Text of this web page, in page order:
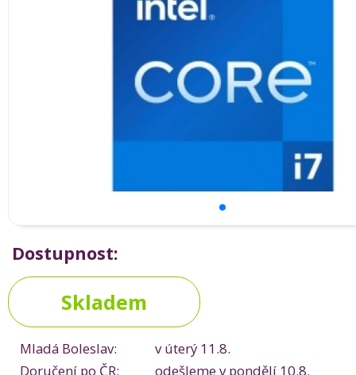
Dostupnost:
Skladem
Mladá Boleslav:
v úterý 11.8.
Doručení po ČR:
odešleme v pondělí 10.8.